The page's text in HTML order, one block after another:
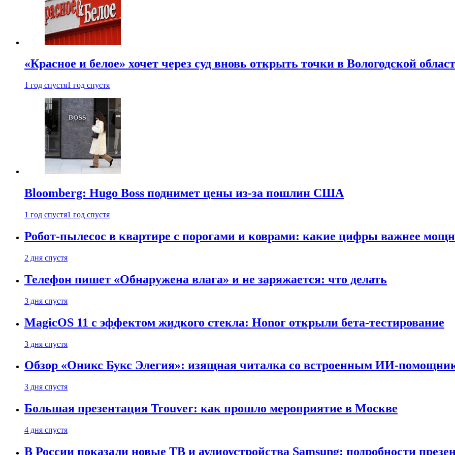
«Красное и белое» хочет через суд вновь открыть точки в Вологодской
1 год спустя1 год спустя
Bloomberg: Hugo Boss поднимет цены из-за пошлин США
1 год спустя1 год спустя
Робот-пылесос в квартире с порогами и коврами: какие цифры важнее
2 дня спустя
Телефон пишет «Обнаружена влага» и не заряжается: что делать
3 дня спустя
MagicOS 11 с эффектом жидкого стекла: Honor открыли бета-тестирование
3 дня спустя
Обзор «Оникс Букс Элегия»: изящная читалка со встроенным ИИ-
3 дня спустя
Большая презентация Trouver: как прошло мероприятие в Москве
4 дня спустя
В России показали новые ТВ и аудиоустройства Samsung: подробности